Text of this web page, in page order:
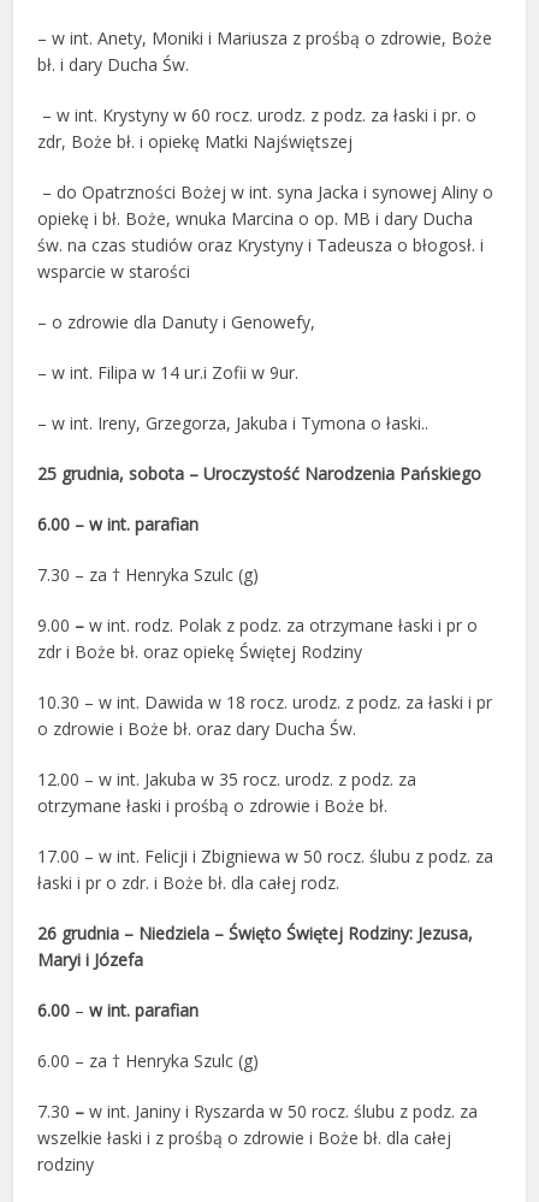
– w int. Anety, Moniki i Mariusza z prośbą o zdrowie, Boże
bł. i dary Ducha Św.
– w int. Krystyny w 60 rocz. urodz. z podz. za łaski i pr. o
zdr, Boże bł. i opiekę Matki Najświętszej
– do Opatrzności Bożej w int. syna Jacka i synowej Aliny o
opiekę i bł. Boże, wnuka Marcina o op. MB i dary Ducha
św. na czas studiów oraz Krystyny i Tadeusza o błogosł. i
wsparcie w starości
– o zdrowie dla Danuty i Genowefy,
– w int. Filipa w 14 ur.i Zofii w 9ur.
– w int. Ireny, Grzegorza, Jakuba i Tymona o łaski..
25 grudnia, sobota – Uroczystość Narodzenia Pańskiego
6.00 – w int. parafian
7.30 – za † Henryka Szulc (g)
9.00 –w int. rodz. Polak z podz. za otrzymane łaski i pr o
zdr i Boże bł. oraz opiekę Świętej Rodziny
10.30 – w int. Dawida w 18 rocz. urodz. z podz. za łaski i pr
o zdrowie i Boże bł. oraz dary Ducha Św.
12.00 – w int. Jakuba w 35 rocz. urodz. z podz. za
otrzymane łaski i prośbą o zdrowie i Boże bł.
17.00 – w int. Felicji i Zbigniewa w 50 rocz. ślubu z podz. za
łaski i pr o zdr. i Boże bł. dla całej rodz.
26 grudnia – Niedziela – Święto Świętej Rodziny: Jezusa,
Maryi i Józefa
6.00 –w int. parafian
6.00 – za † Henryka Szulc (g)
7.30 –w int. Janiny i Ryszarda w 50 rocz. ślubu z podz. za
wszelkie łaski i z prośbą o zdrowie i Boże bł. dla całej
rodziny